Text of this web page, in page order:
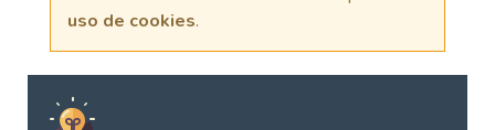
uso de cookies.